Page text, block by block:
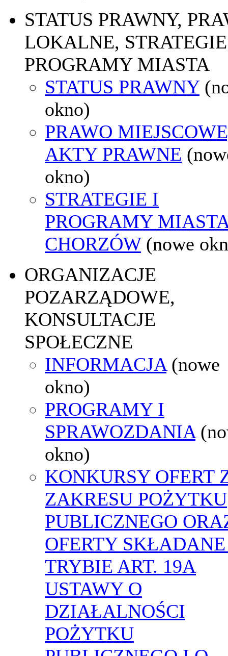
STATUS PRAWNY,
LOKALNE,
PROGRAMY MIASTA
STATUS PRAWNY
okno)
PRAWO
AKTY PRAWNE
okno)
STRATEGIE I
PROGRAMY
CHORZÓW (nowe
ORGANIZACJE
POZARZĄDOWE,
KONSULTACJE
SPOŁECZNE
INFORMACJA (nowe
okno)
PROGRAMY I
SPRAWOZDANIA
okno)
KONKURSY OFERT
ZAKRESU POŻYTKU
PUBLICZNEGO
OFERTY
TRYBIE ART. 19A
USTAWY O
DZIAŁALNOŚCI
POŻYTKU